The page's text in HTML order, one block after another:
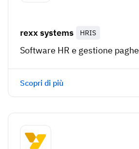
rexx systems HRIS
Software HR e gestione paghe
Scopri di più